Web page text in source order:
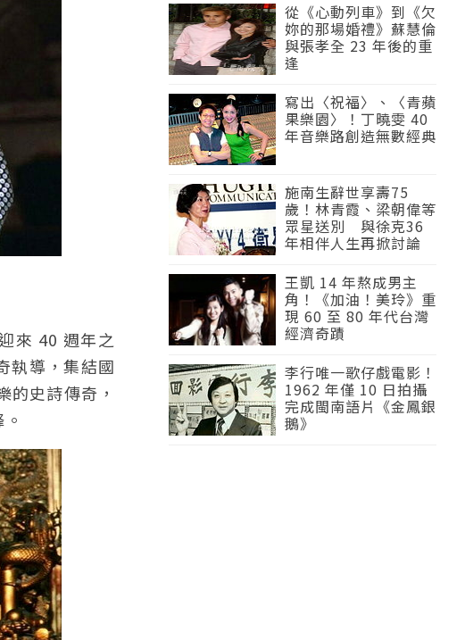
來 40 週年之
執導，集結國
的史詩傳奇，
從《心動列車》到《欠
妳的那場婚禮》蘇慧倫
與張孝全 23 年後的重
逢
寫出〈祝福〉、〈青蘋
果樂園〉！丁曉雯 40
年音樂路創造無數經典
施南生辭世享壽75
歲！林青霞、梁朝偉等
眾星送別 與徐克36
年相伴人生再掀討論
王凱 14 年熬成男主
角！《加油！美玲》重
現 60 至 80 年代台灣
經濟奇蹟
李行唯一歌仔戲電影！
1962 年僅 10 日拍攝
完成閩南語片《金鳳銀
鵝》